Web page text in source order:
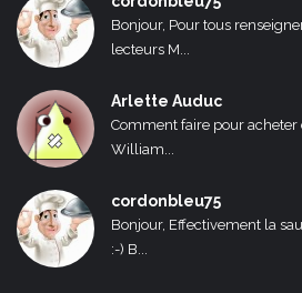
Bonjour, Pour tous
lecteurs M...
Arlette Auduc
Comment faire pour acheter
William...
cordonbleu75
Bonjour, Effectivement la
:-) B...